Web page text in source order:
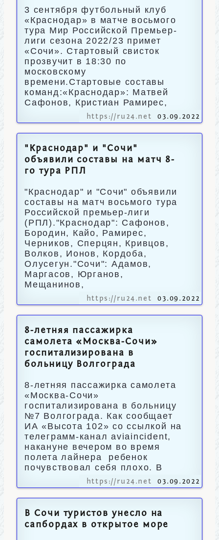
3 сентября футбольный клуб
«Краснодар» в матче восьмого
тура Мир Российской Премьер-
лиги сезона 2022/23 примет
«Сочи». Стартовый свисток
прозвучит в 18:30 по
московскому
времени.Стартовые составы
команд:«Краснодар»: Матвей
Сафонов, Кристиан Рамирес,
https://ru24.net 03.09.2022
"Краснодар" и "Сочи"
объявили составы на матч 8-
го тура РПЛ
"Краснодар" и "Сочи" объявили
составы на матч восьмого тура
Российской премьер-лиги
(РПЛ)."Краснодар": Сафонов,
Бородин, Кайо, Рамирес,
Черников, Сперцян, Кривцов,
Волков, Ионов, Кордоба,
Олусегун."Сочи": Адамов,
Маргасов, Юрганов,
Мещанинов,
https://ru24.net 03.09.2022
8-летняя пассажирка
самолета «Москва-Сочи»
госпитализирована в
больницу Волгограда
8-летняя пассажирка самолета
«Москва-Сочи»
госпитализирована в больницу
№7 Волгограда. Как сообщает
ИА «Высота 102» со ссылкой на
телеграмм-канал aviaincident,
накануне вечером во время
полета лайнера ребенок
почувствовал себя плохо. В
https://ru24.net 03.09.2022
В Сочи туристов унесло на
сапбордах в открытое море